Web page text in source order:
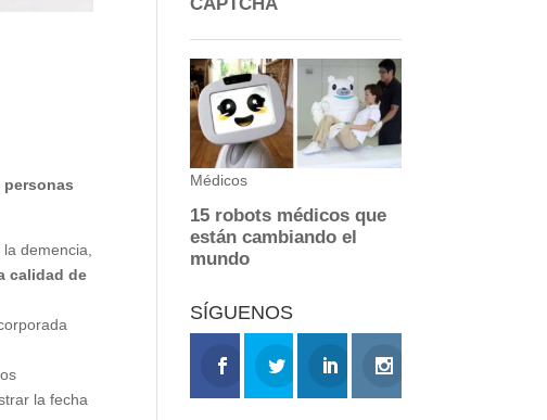
personas
demencia,
calidad de
la fecha
SÍGUENOS